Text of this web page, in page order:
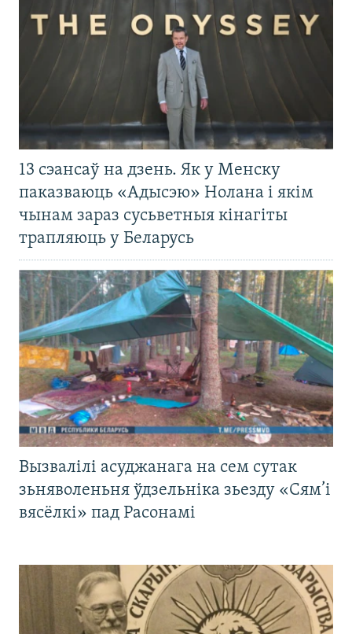
13 сэансаў на дзень. Як у Менску
паказваюць «Адысэю» Нолана і якім
чынам зараз сусьветныя кінагіты
трапляюць у Беларусь
Вызвалілі асуджанага на сем сутак
зьняволеньня ўдзельніка зьезду «Сям’і
вясёлкі» пад Расонамі